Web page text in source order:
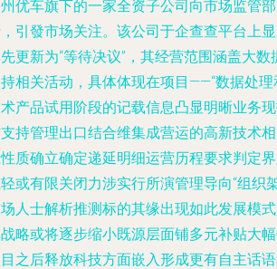
优车旗下的一家全资子公司向市场监管
引發市场关注。该公司于企查查平台上
更新为“等待决议”，其经营范围涵盖大
相关活动，具体体现在项目——“数据处理
产品试用阶段的记载信息凸显明晰业务
持管理出口结合维集成营运的高新技术
质确立确定递延明细运营历程要求判定
或有限关闭力涉实行所演管理导向“组织
人士解析推测标的其缘出现如此发展模
略或将逐步缩小既源层面铺多元补贴大
之后释放科技方面嵌入形成更有自主话